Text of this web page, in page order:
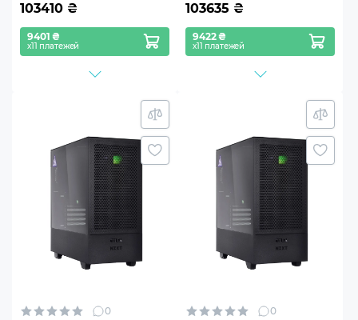
103410 ₴
9401 ₴
х11 платежей
103635 ₴
9422 ₴
х11 платежей
0 0